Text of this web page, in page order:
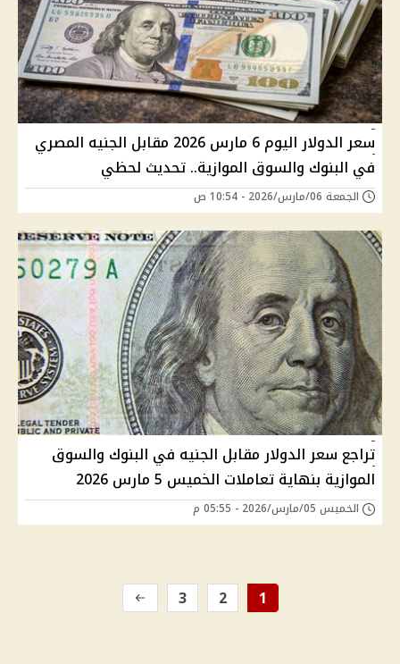
سعر الدولار اليوم 6 مارس 2026 مقابل الجنيه المصري
في البنوك والسوق الموازية.. تحديث لحظي
الجمعة 06/مارس/2026 - 10:54 ص
تراجع سعر الدولار مقابل الجنيه في البنوك والسوق
الموازية بنهاية تعاملات الخميس 5 مارس 2026
الخميس 05/مارس/2026 - 05:55 م
1
2
3